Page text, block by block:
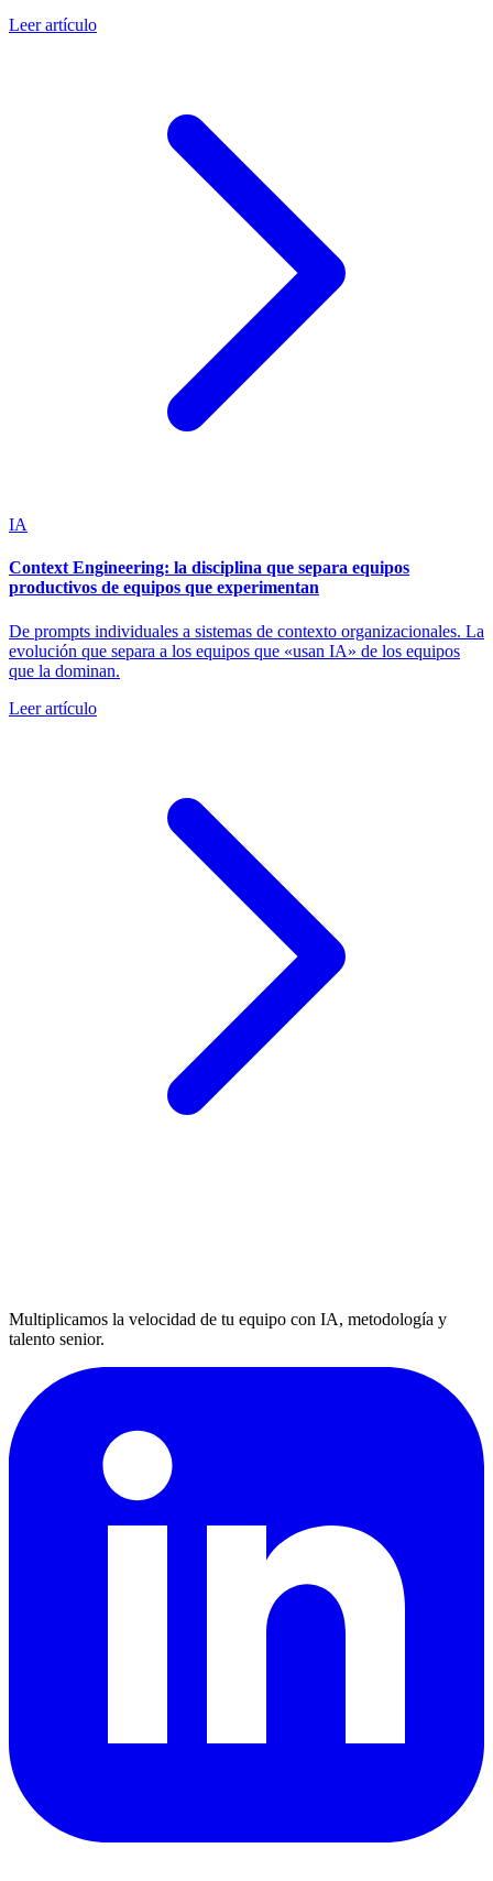
Leer artículo
IA
Context Engineering: la disciplina que separa equipos
productivos de equipos que experimentan
De prompts individuales a sistemas de contexto organizacionales. La
evolución que separa a los equipos que «usan IA» de los equipos
que la dominan.
Leer artículo
Multiplicamos la velocidad de tu equipo con IA, metodología y
talento senior.